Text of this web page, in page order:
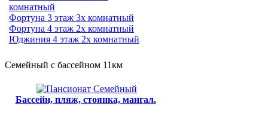
комнатный
Фортуна 3 этаж 3х комнатный
Фортуна 4 этаж 2х комнатный
Юджиния 4 этаж 2х комнатный
Семейный с бассейном 11км
Бассейн, пляж, стоянка, мангал.